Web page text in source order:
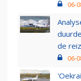
06-
de
06-